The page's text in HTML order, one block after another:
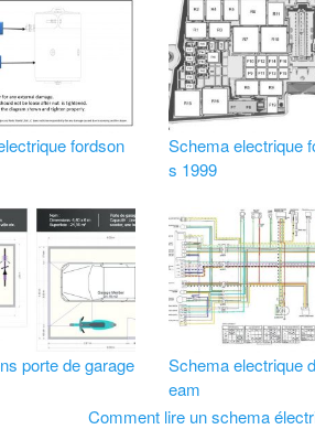
fordson
Schema electrique
s 1999
porte de garage
Schema electrique
eam
Comment lire un schema